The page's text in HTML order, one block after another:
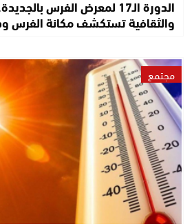
الدورة الـ17 لمعرض الفرس
والثقافية تستكشف مكانة الفرس
مجتمع